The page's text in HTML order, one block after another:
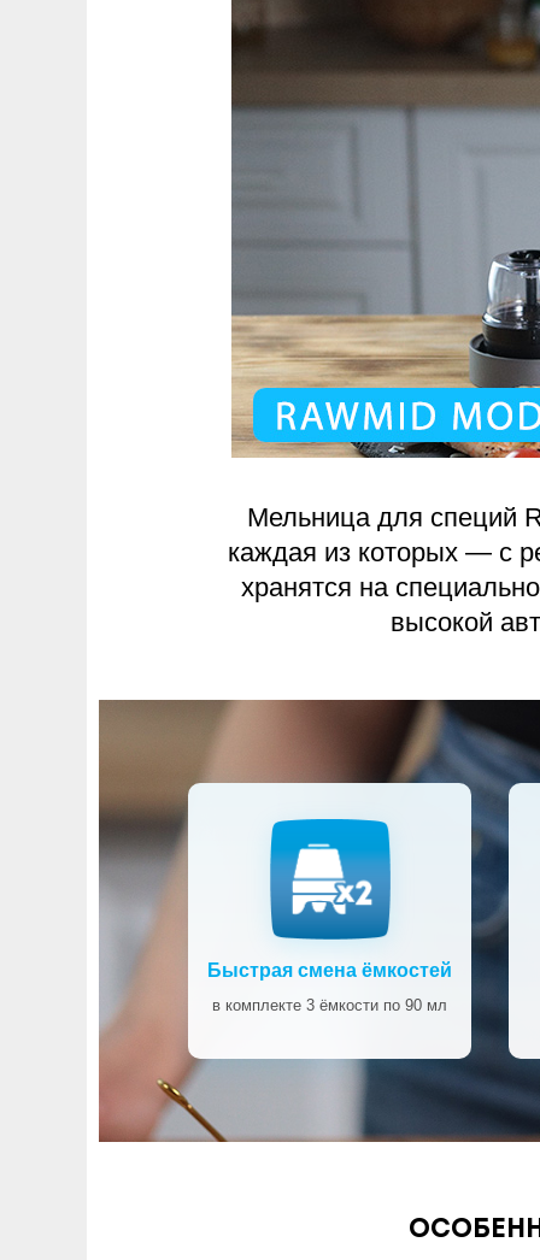
Мельница для специй
каждая из которых — с
хранятся на
высокой
Быстрая смена ёмкостей
в комплекте 3 ёмкости по 90 мл